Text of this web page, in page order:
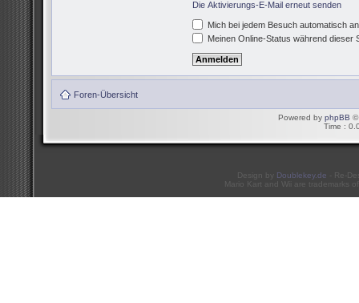
Die Aktivierungs-E-Mail erneut senden
Mich bei jedem Besuch automatisch
Meinen Online-Status während dieser
Foren-Übersicht
Powered by phpBB ©
Time :
Design by Doublekey.de - Re-
Mario Kart and Wii are trademarks